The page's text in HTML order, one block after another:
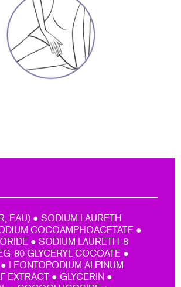
EAU) ● SODIUM LAURETH
COCOAMPHOACETATE ●
● SODIUM LAURETH-8
80 GLYCERYL COCOATE ●
LEONTOPODIUM ALPINUM
EXTRACT ● GLYCERIN ●